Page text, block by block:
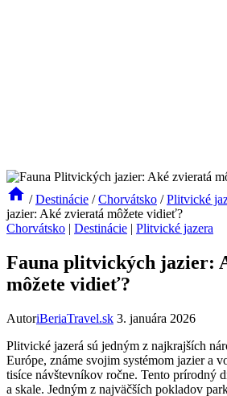
/ Destinácie / Chorvátsko / Plitvické
jazier: Aké zvieratá môžete vidieť?
Chorvátsko | Destinácie | Plitvické jazera
Fauna plitvických jazier:
môžete vidieť?
AutoriBeriaTravel.sk 3. januára 2026
Plitvické jazerá ⁢sú jedným z najkrajších⁤
Európe, známe svojim systémom‍ jazier ​a
tisíce⁤ návštevníkov ročne. ⁤Tento prírodný
a skale.‌ Jedným​ z najväčších pokladov